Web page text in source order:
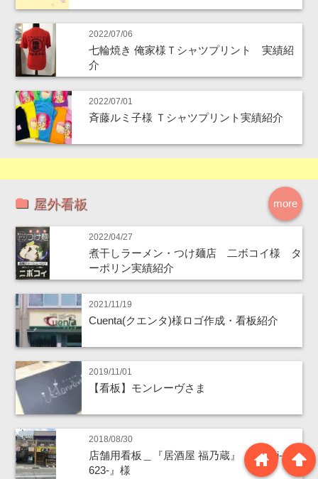
2022/07/06
七輪焼き 俺家様Ｔシャツプリント 実績紹
介
2022/07/01
斉藤ルミ子様 Ｔシャツプリント実績紹介
more
屋外看板
2022/04/27
煮干しラーメン・つけ麺店 二ボコイ様 タ
ーポリン実績紹介
2021/11/19
Cuenta(クエンタ)様ロゴ作成・看板紹介
2019/11/01
【看板】モンレーヴさま
2018/08/30
店舗用看板＿『居酒屋 福乃蔵』『Bar Ai-
623-』様
arrowup
home